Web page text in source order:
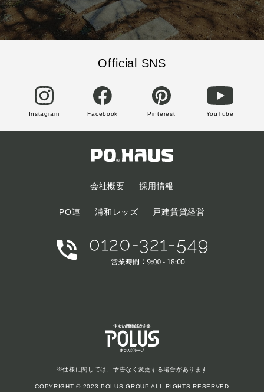
Official SNS
Instagram Facebook Pinterest YouTube
会社概要 採用情報
PO連 浦和レッズ 戸建賃貸経営
※仕様に関しては、予告なく変更する場合があります
COPYRIGHT © 2023 POLUS GROUP ALL RIGHTS RESERVED